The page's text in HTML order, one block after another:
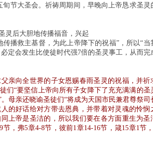
节大圣会。祈祷周期间，早晚向上帝恳求圣灵
灵后大胆地传播福音，兴起
播救主基督，为此上帝降下的祝福”，所以“当
定会发生比使徒时代强7倍的圣灵事工，从而完
亲向全世界的子女恩赐春雨圣灵的祝福，并祈
们“要坚信上帝向所有子女降下了充充满满的圣
母亲还晓谕圣徒们“将成为天国市民兼君尊祭司
的好话给对方带去恩典，并带着对灵魂的怜悯
上帝是圣洁的，所以我们要在各方面重生为圣
，弗5章4-8节，彼前1章14-16节，箴15章1节